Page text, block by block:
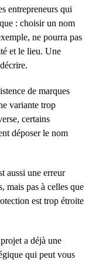
entrepreneurs qui
: choisir un nom
ne pourra pas
et le lieu. Une
de marques
variante trop
certains
déposer le nom
aussi une erreur
mais pas à celles que
est trop étroite
a déjà une
qui peut vous